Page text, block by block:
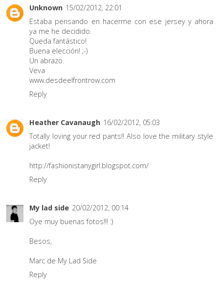
Unknown 15/02/2012, 22:01
Estaba pensando en hacerme con ese jersey y ahora
ya me he decidido.
Queda fantástico!
Buena elección! ;-)
Un abrazo.
Veva
www.desdeelfrontrow.com
Reply
Heather Cavanaugh 16/02/2012, 05:03
Totally loving your red pants!! Also love the military style
jacket!
http://fashionistanygirl.blogspot.com/
Reply
My lad side 20/02/2012, 00:14
Oye muy buenas fotos!!! :)
Besos,
Marc de My Lad Side
Reply